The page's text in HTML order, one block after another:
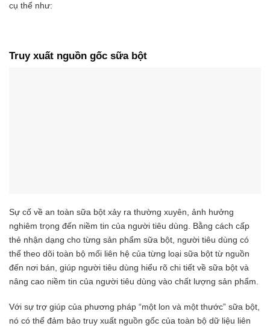
cụ thể như:
Truy xuất nguồn gốc sữa bột
Sự cố về an toàn sữa bột xảy ra thường xuyên, ảnh hưởng
nghiêm trọng đến niềm tin của người tiêu dùng. Bằng cách cấp
thẻ nhận dạng cho từng sản phẩm sữa bột, người tiêu dùng có
thể theo dõi toàn bộ mối liên hệ của từng loại sữa bột từ nguồn
đến nơi bán, giúp người tiêu dùng hiểu rõ chi tiết về sữa bột và
nâng cao niềm tin của người tiêu dùng vào chất lượng sản phẩm.
Với sự trợ giúp của phương pháp “một lon và một thước” sữa bột,
nó có thể đảm bảo truy xuất nguồn gốc của toàn bộ dữ liệu liên